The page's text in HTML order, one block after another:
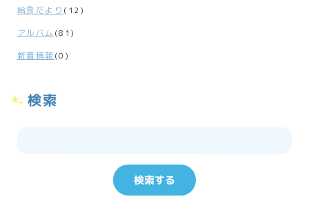
給食だより (12)
アルバム (81)
新着情報 (0)
検索